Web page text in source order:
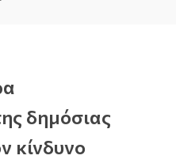
δημόσιας
κίνδυνο